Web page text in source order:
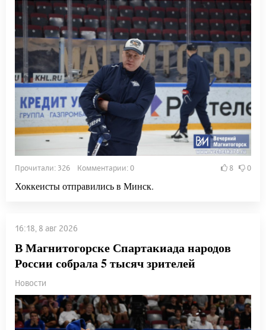
Прочитали: 326 Комментарии: 0 8 0
Хоккеисты отправились в Минск.
16:18, 8 авг 2026
В Магнитогорске Спартакиада народов
России собрала 5 тысяч зрителей
Новости